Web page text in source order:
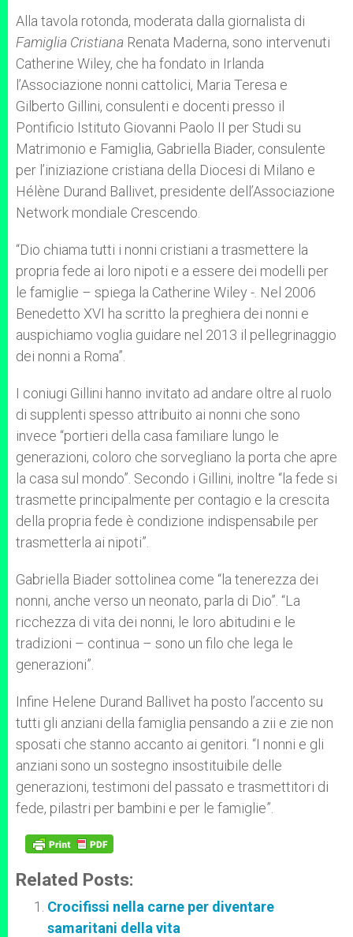
Alla tavola rotonda, moderata dalla giornalista di
Famiglia Cristiana Renata Maderna, sono intervenuti
Catherine Wiley, che ha fondato in Irlanda
l’Associazione nonni cattolici, Maria Teresa e
Gilberto Gillini, consulenti e docenti presso il
Pontificio Istituto Giovanni Paolo II per Studi su
Matrimonio e Famiglia, Gabriella Biader, consulente
per l’iniziazione cristiana della Diocesi di Milano e
Hélène Durand Ballivet, presidente dell’Associazione
Network mondiale Crescendo.
“Dio chiama tutti i nonni cristiani a trasmettere la
propria fede ai loro nipoti e a essere dei modelli per
le famiglie – spiega la Catherine Wiley -. Nel 2006
Benedetto XVI ha scritto la preghiera dei nonni e
auspichiamo voglia guidare nel 2013 il pellegrinaggio
dei nonni a Roma”.
I coniugi Gillini hanno invitato ad andare oltre al ruolo
di supplenti spesso attribuito ai nonni che sono
invece “portieri della casa familiare lungo le
generazioni, coloro che sorvegliano la porta che apre
la casa sul mondo”. Secondo i Gillini, inoltre “la fede si
trasmette principalmente per contagio e la crescita
della propria fede è condizione indispensabile per
trasmetterla ai nipoti”.
Gabriella Biader sottolinea come “la tenerezza dei
nonni, anche verso un neonato, parla di Dio”. “La
ricchezza di vita dei nonni, le loro abitudini e le
tradizioni – continua – sono un filo che lega le
generazioni”.
Infine Helene Durand Ballivet ha posto l’accento su
tutti gli anziani della famiglia pensando a zii e zie non
sposati che stanno accanto ai genitori. “I nonni e gli
anziani sono un sostegno insostituibile delle
generazioni, testimoni del passato e trasmettitori di
fede, pilastri per bambini e per le famiglie”.
Related Posts:
Crocifissi nella carne per diventare
samaritani della vita